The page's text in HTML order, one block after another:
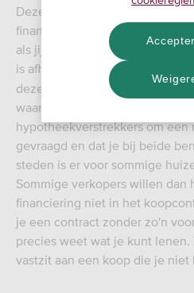
Deze voorwaarde, ook bekend
financiering', betekent dat de
als jij de hypotheek niet rond
is afhankelijk van wat er in je
deze ontbindende voorwaarde
waarschijnlijk binnen 4-6
hypotheekverstrekkers om
gevraagd en dat je bij beide
steden is er voor sommige
Sommige verkopers willen dan
financiering niet in het
je een contract zonder zo'n
precies weet wat je kunt lenen.
vastzit aan een koop die je niet